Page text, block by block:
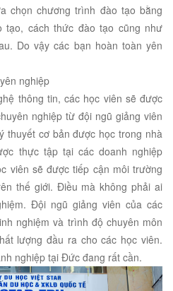
chọn chương trình đào tạo bằng
tạo, cách thức đào tạo cũng như
Do vậy các bạn hoàn toàn yên
nghiệp
thông tin, các học viên sẽ được
nghiệp từ đội ngũ giảng viên
thuyết cơ bản được học trong nhà
thực tập tại các doanh nghiệp
viên sẽ được tiếp cận môi trường
thế giới. Điều mà không phải ai
Đội ngũ giảng viên của các
nghiệm và trình độ chuyên môn
lượng đầu ra cho các học viên.
nghiệp tại Đức đang rất cần.